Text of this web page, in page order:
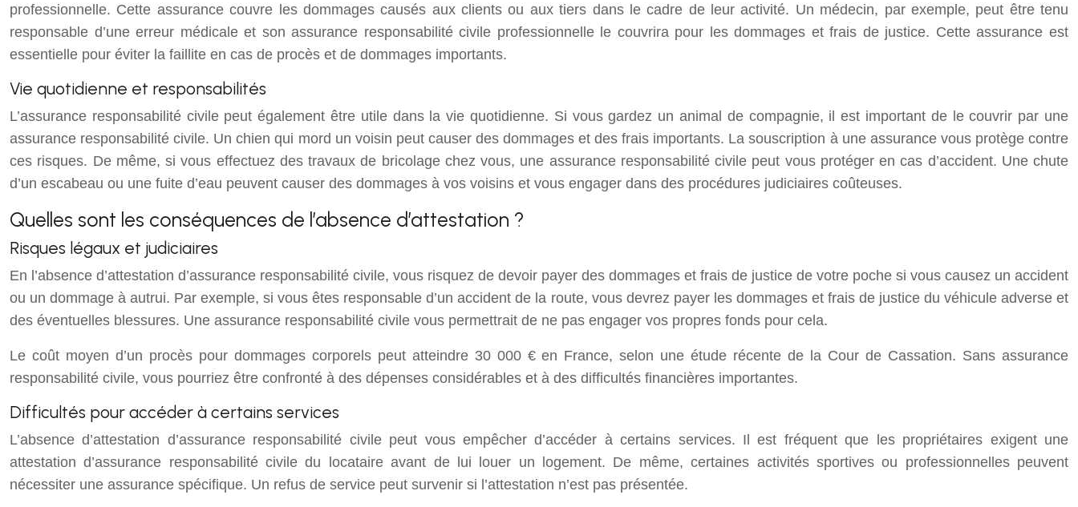
professionnelle. Cette assurance couvre les dommages causés aux clients ou aux tiers dans le cadre de leur activité. Un médecin, par exemple, peut être tenu
responsable d’une erreur médicale et son assurance responsabilité civile professionnelle le couvrira pour les dommages et frais de justice. Cette assurance est
essentielle pour éviter la faillite en cas de procès et de dommages importants.
Vie quotidienne et responsabilités
L’assurance responsabilité civile peut également être utile dans la vie quotidienne. Si vous gardez un animal de compagnie, il est important de le couvrir par une
assurance responsabilité civile. Un chien qui mord un voisin peut causer des dommages et des frais importants. La souscription à une assurance vous protège contre
ces risques. De même, si vous effectuez des travaux de bricolage chez vous, une assurance responsabilité civile peut vous protéger en cas d’accident. Une chute
d’un escabeau ou une fuite d’eau peuvent causer des dommages à vos voisins et vous engager dans des procédures judiciaires coûteuses.
Quelles sont les conséquences de l’absence d’attestation ?
Risques légaux et judiciaires
En l’absence d’attestation d’assurance responsabilité civile, vous risquez de devoir payer des dommages et frais de justice de votre poche si vous causez un accident
ou un dommage à autrui. Par exemple, si vous êtes responsable d’un accident de la route, vous devrez payer les dommages et frais de justice du véhicule adverse et
des éventuelles blessures. Une assurance responsabilité civile vous permettrait de ne pas engager vos propres fonds pour cela.
Le coût moyen d’un procès pour dommages corporels peut atteindre 30 000 € en France, selon une étude récente de la Cour de Cassation. Sans assurance
responsabilité civile, vous pourriez être confronté à des dépenses considérables et à des difficultés financières importantes.
Difficultés pour accéder à certains services
L’absence d’attestation d’assurance responsabilité civile peut vous empêcher d’accéder à certains services. Il est fréquent que les propriétaires exigent une
attestation d’assurance responsabilité civile du locataire avant de lui louer un logement. De même, certaines activités sportives ou professionnelles peuvent
nécessiter une assurance spécifique. Un refus de service peut survenir si l’attestation n’est pas présentée.